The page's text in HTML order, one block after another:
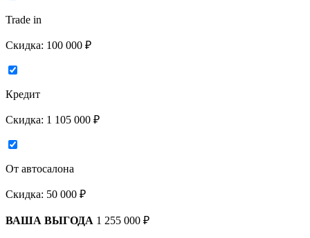
Trade in
Скидка: 100 000 ₽
Кредит
Скидка: 1 105 000 ₽
От автосалона
Скидка: 50 000 ₽
ВАША ВЫГОДА 1 255 000 ₽